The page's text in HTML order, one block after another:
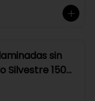
sin
Silvestre 150